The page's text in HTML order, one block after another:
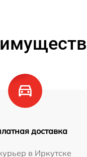
доставка
в Иркутске